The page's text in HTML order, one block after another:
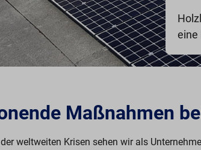
eine
Maßnahmen
weltweiten Krisen sehen wir als